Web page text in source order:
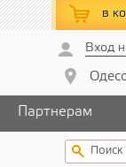
в
Вход
Партнерам